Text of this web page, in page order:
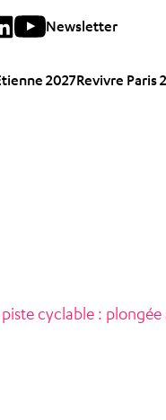
Newsletter
2027Revivre Paris
piste cyclable :